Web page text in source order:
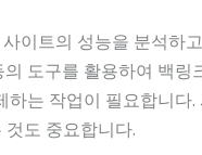
이트의 성능을 분석하
도구를 활용하여 백링
는 작업이 필요합니다.
도 중요합니다.